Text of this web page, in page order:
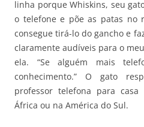
linha porque Whiskins, seu
o telefone e põe as patas no
consegue tirá-lo do gancho e
claramente audíveis para o
ela. “Se alguém mais
conhecimento.” O gato
professor telefona para
África ou na América do Sul.